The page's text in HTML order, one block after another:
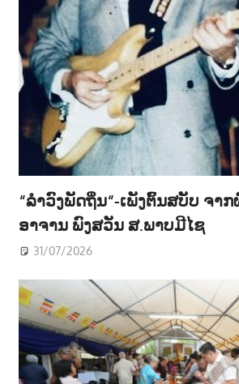
“ລຳວົງພັດຖິ່ນ“-ເພັງຕົ້ນສບັບ ຈາ
ອາຈານ ພົງສວັນ ສ.ພາບມີໄຊ
31/07/2026